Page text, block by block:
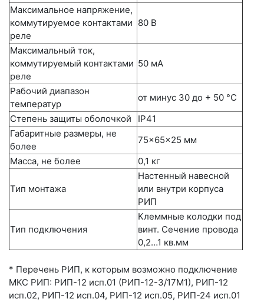
Максимальное напряжение,
коммутируемое контактами
реле
80 В
Максимальный ток,
коммутируемый контактами
реле
50 мА
Рабочий диапазон
температур
от минус 30 до + 50 °C
Степень защиты оболочкой
IР41
Габаритные размеры, не
более
75×65×25 мм
Масса, не более
0,1 кг
Тип монтажа
Настенный навесной
или внутри корпуса
РИП
Тип подключения
Клеммные колодки под
винт. Сечение провода
0,2…1 кв.мм
* Перечень РИП, к которым возможно подключение
МКС РИП: РИП-12 исп.01 (РИП-12-3/17М1), РИП-12
исп.02, РИП-12 исп.04, РИП-12 исп.05, РИП-24 исп.01